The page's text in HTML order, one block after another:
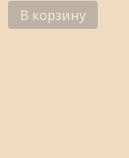
В корзину